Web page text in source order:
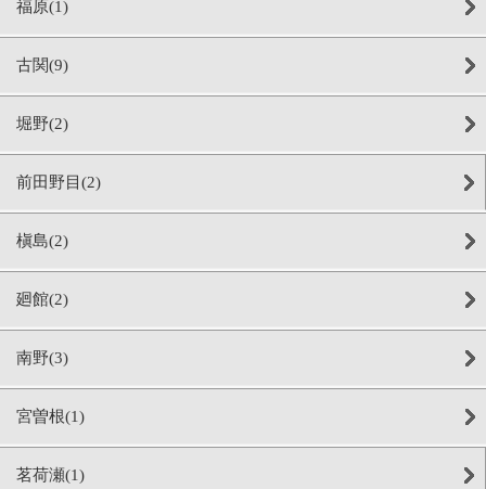
福原(1)
古関(9)
堀野(2)
前田野目(2)
槇島(2)
廻館(2)
南野(3)
宮曽根(1)
茗荷瀬(1)